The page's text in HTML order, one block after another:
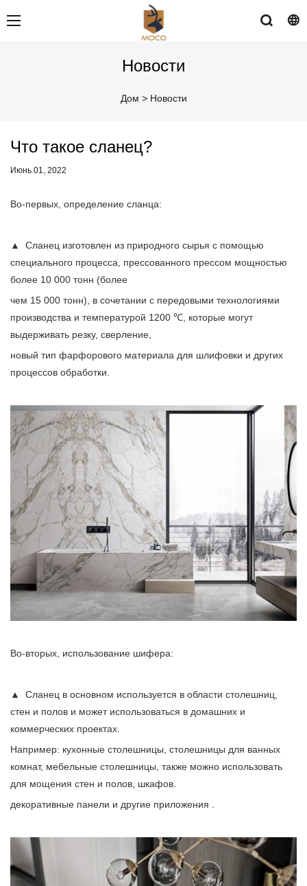
Новости
Дом > Новости
Что такое сланец?
Июнь 01, 2022
Во-первых, определение сланца:
▲ Сланец изготовлен из природного сырья с помощью
специального процесса, прессованного прессом мощностью
более 10 000 тонн (более
чем 15 000 тонн), в сочетании с передовыми технологиями
производства и температурой 1200 ℃, которые могут
выдерживать резку, сверление,
новый тип фарфорового материала для шлифовки и других
процессов обработки.
Во-вторых, использование шифера:
▲ Сланец в основном используется в области столешниц,
стен и полов и может использоваться в домашних и
коммерческих проектах.
Например: кухонные столешницы, столешницы для ванных
комнат, мебельные столешницы, также можно использовать
для мощения стен и полов, шкафов.
декоративные панели и другие приложения .